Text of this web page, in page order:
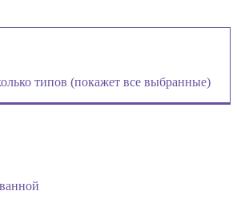
типов (покажет все выбранные)